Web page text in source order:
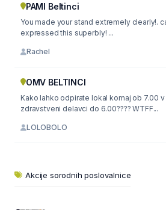
PAMI Beltinci
You made your stand extremely clearly!.
expressed this superbly! ...
Rachel
OMV BELTINCI
Kako lahko odpirate lokal komaj ob 7.00
zdravstveni delavci do 6.00???? WTFF...
LOLOBOLO
Akcije sorodnih poslovalnice